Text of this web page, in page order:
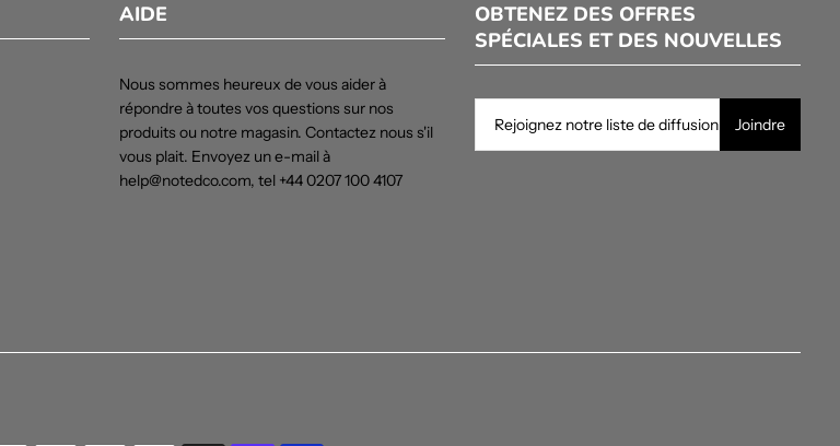
AIDE
Nous sommes heureux de vous aider à
répondre à toutes vos questions sur nos
produits ou notre magasin. Contactez nous s'il
vous plait. Envoyez un e-mail à
help@notedco.com, tel +44 0207 100 4107
OBTENEZ DES OFFRES
SPÉCIALES ET DES NOUVELLES